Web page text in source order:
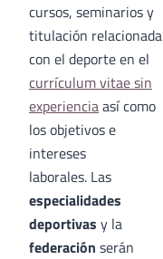
cursos, seminarios y
titulación relacionada
con el deporte en el
currículum vitae sin
experienciaasí como
los objetivos e
intereses
laborales. Las
especialidades
deportivas y la
federación serán